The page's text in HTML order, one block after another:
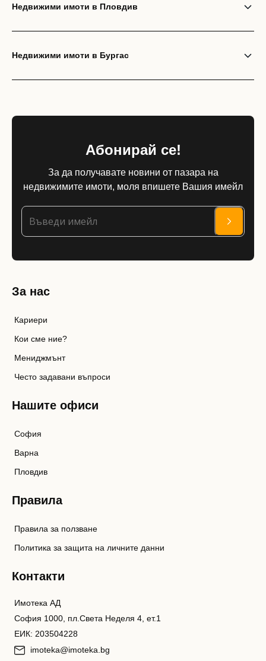
Недвижими имоти в Пловдив
Недвижими имоти в Бургас
Абонирай се!
За да получавате новини от пазара на
недвижимите имоти, моля впишете Вашия имейл
За нас
Кариери
Кои сме ние?
Мениджмънт
Често задавани въпроси
Нашите офиси
София
Варна
Пловдив
Правила
Правила за ползване
Политика за защита на личните данни
Контакти
Имотека АД
София 1000, пл.Света Неделя 4, ет.1
ЕИК: 203504228
imoteka@imoteka.bg